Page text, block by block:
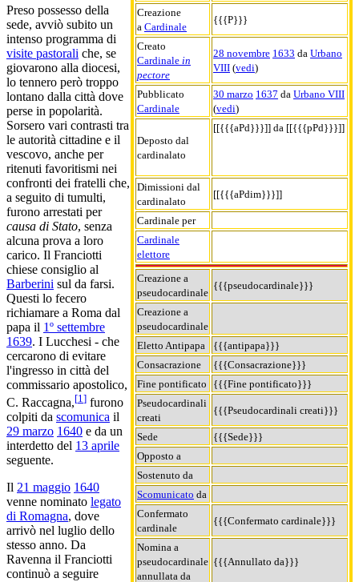
Creazione
a Cardinale
{{{P}}}
Creato
Cardinale in
pectore
28 novembre 1633 da Urbano
VIII (vedi)
Pubblicato
Cardinale
30 marzo 1637 da Urbano VIII
(vedi)
Deposto dal
cardinalato
[[{{{aPd}}}]] da [[{{{pPd}}}]]
Dimissioni dal
cardinalato
[[{{{aPdim}}}]]
Cardinale per
Cardinale
elettore
Creazione a
pseudocardinale
{{{pseudocardinale}}}
Creazione a
pseudocardinale
Eletto Antipapa
{{{antipapa}}}
Consacrazione
{{{Consacrazione}}}
Fine pontificato
{{{Fine pontificato}}}
Pseudocardinali
creati
{{{Pseudocardinali creati}}}
Sede
{{{Sede}}}
Opposto a
Sostenuto da
Scomunicato da
Confermato
cardinale
{{{Confermato cardinale}}}
Nomina a
pseudocardinale
annullata da
{{{Annullato da}}}
Preso possesso della
sede, avviò subito un
intenso programma di
visite pastorali che, se
giovarono alla diocesi,
lo tennero però troppo
lontano dalla città dove
perse in popolarità.
Sorsero vari contrasti tra
le autorità cittadine e il
vescovo, anche per
ritenuti favoritismi nei
confronti dei fratelli che,
a seguito di tumulti,
furono arrestati per
causa di Stato, senza
alcuna prova a loro
carico. Il Franciotti
chiese consiglio al
Barberini sul da farsi.
Questi lo fecero
richiamare a Roma dal
papa il 1º settembre
1639. I Lucchesi - che
cercarono di evitare
l'ingresso in città del
commissario apostolico,
C. Raccagna,[1] furono
colpiti da scomunica il
29 marzo 1640 e da un
interdetto del 13 aprile
seguente.
Il 21 maggio 1640
venne nominato legato
di Romagna, dove
arrivò nel luglio dello
stesso anno. Da
Ravenna il Franciotti
continuò a seguire